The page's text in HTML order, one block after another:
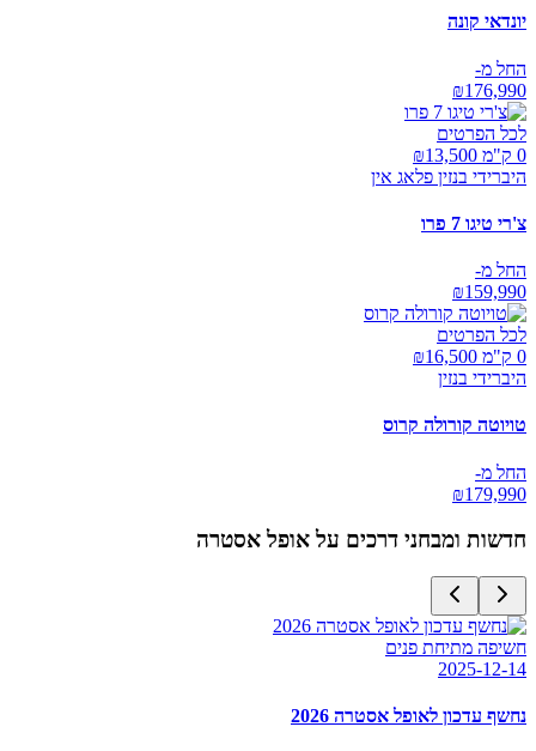
יונדאי קונה
החל מ-
₪176,990
לכל הפרטים
0 ק"מ ₪
13,500
היברידי בנזין פלאג אין
צ'רי טיגו 7 פרו
החל מ-
₪159,990
לכל הפרטים
0 ק"מ ₪
16,500
היברידי בנזין
טויוטה קורולה קרוס
החל מ-
₪179,990
חדשות ומבחני דרכים על אופל אסטרה
חשיפה מתיחת פנים
2025-12-14
נחשף עדכון לאופל אסטרה 2026